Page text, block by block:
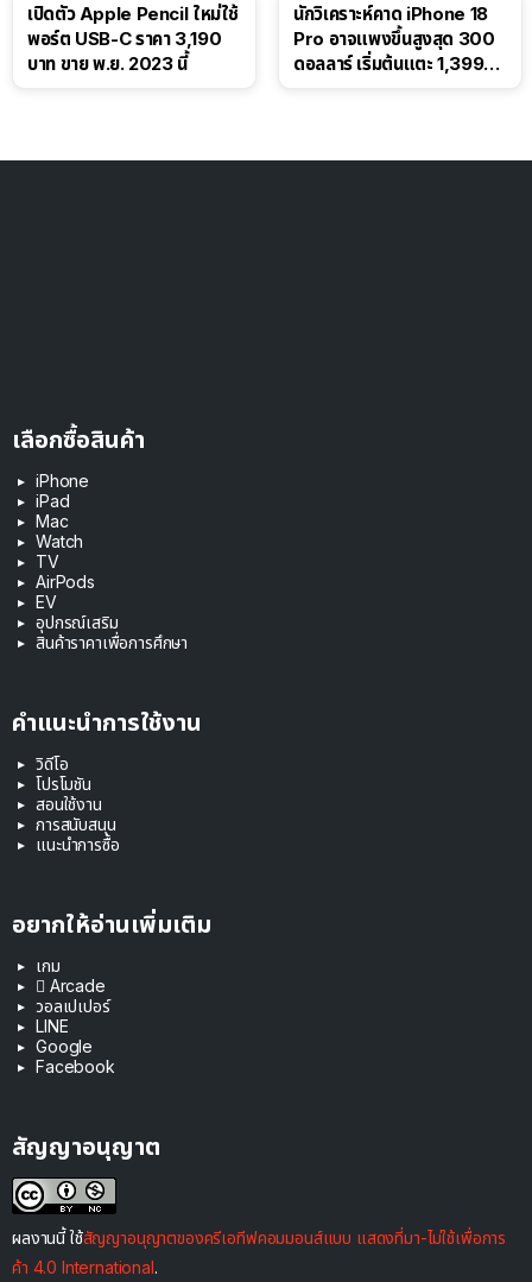
เปิดตัว Apple Pencil ใหม่ใช้
พอร์ต USB-C ราคา 3,190
บาท ขาย พ.ย. 2023 นี้
นักวิเคราะห์คาด iPhone 18
Pro อาจแพงขึ้นสูงสุด 300
ดอลลาร์ เริ่มต้นแตะ 1,399
เลือกซื้อสินค้า
iPhone
iPad
Mac
Watch
TV
AirPods
EV
อุปกรณ์เสริม
สินค้าราคาเพื่อการศึกษา
คำแนะนำการใช้งาน
วิดีโอ
โปรโมชัน
สอนใช้งาน
การสนับสนุน
แนะนำการซื้อ
อยากให้อ่านเพิ่มเติม
เกม
 Arcade
วอลเปเปอร์
LINE
Google
Facebook
สัญญาอนุญาต
ผลงานนี้ ใช้สัญญาอนุญาตของครีเอทีฟคอมมอนส์แบบ แสดงที่มา-ไม่ใช้เพื่อการ
ค้า 4.0 International.